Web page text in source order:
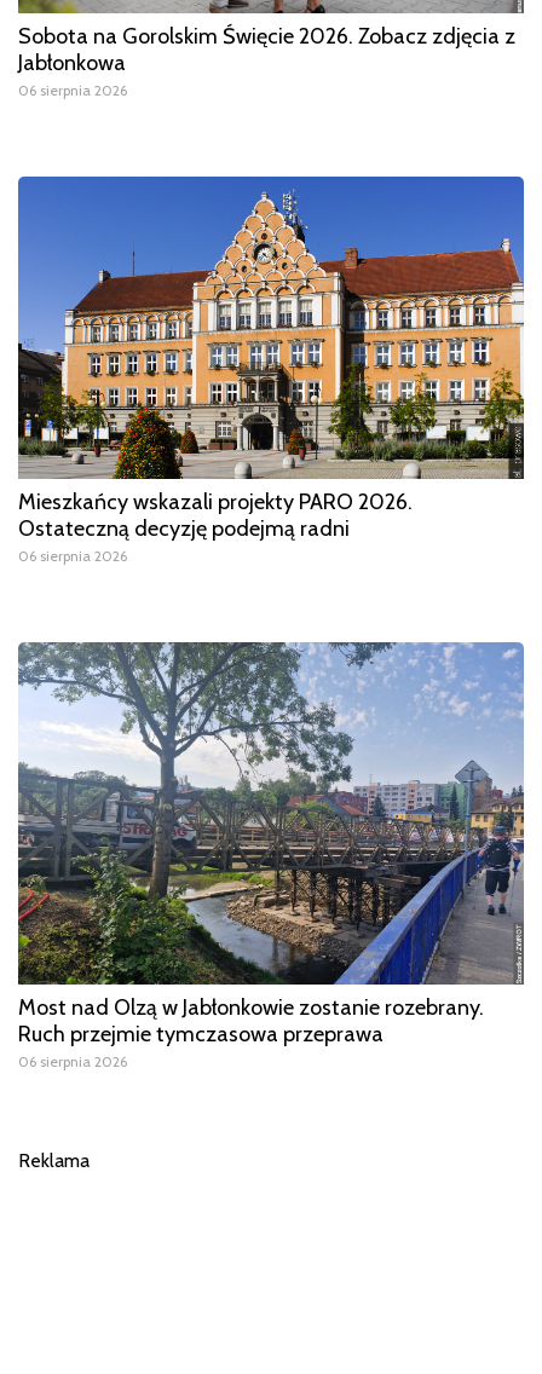
Sobota na Gorolskim Święcie 2026. Zobacz zdjęcia z
Jabłonkowa
06 sierpnia 2026
Mieszkańcy wskazali projekty PARO 2026.
Ostateczną decyzję podejmą radni
06 sierpnia 2026
Most nad Olzą w Jabłonkowie zostanie rozebrany.
Ruch przejmie tymczasowa przeprawa
06 sierpnia 2026
Reklama